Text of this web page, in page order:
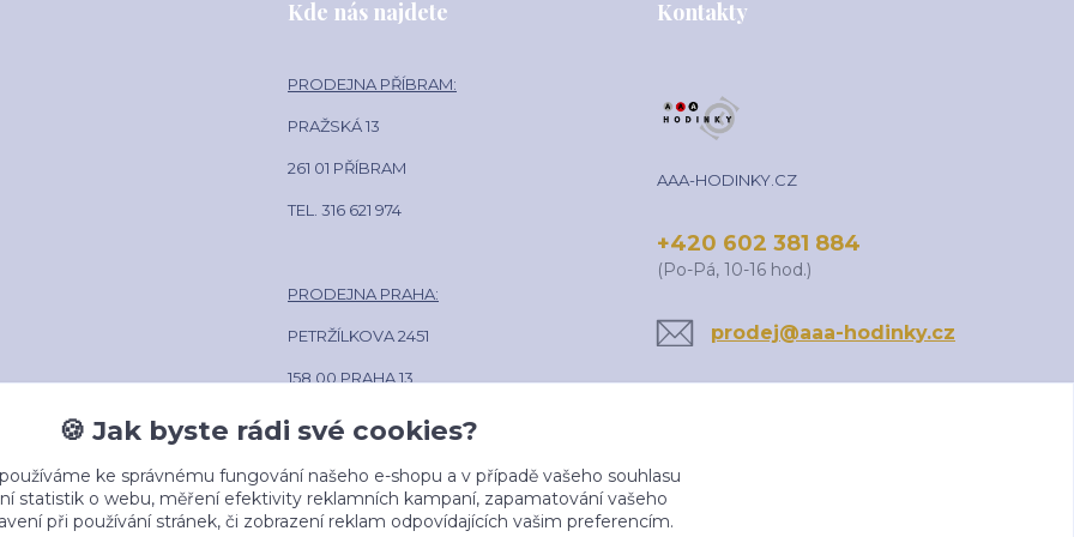
Kde nás najdete
PRODEJNA PŘÍBRAM:
PRAŽSKÁ 13
261 01 PŘÍBRAM
TEL. 316 621 974
PRODEJNA PRAHA:
PETRŽÍLKOVA 2451
158 00 PRAHA 13
POLIKLINIKA LÍPA CENTRUM
Kontakty
AAA-HODINKY.CZ
+420 602 381 884
(Po-Pá, 10-16 hod.)
prodej@aaa-hodinky.cz
🍪 Jak byste rádi své cookies?
ke správnému fungování našeho e-shopu a v případě vašeho souhlasu
statistik o webu, měření efektivity reklamních kampaní, zapamatování vašeho
při používání stránek, či zobrazení reklam odpovídajících vašim preferencím.